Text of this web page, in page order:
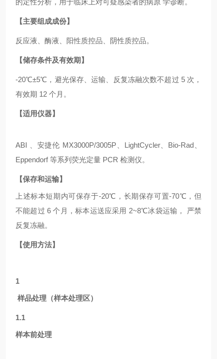
的定性分析，用于临床上对可疑感染者的病原 学诊断。
【主要组成成份】
反应液、酶液、阳性质控品、阴性质控品。
【储存条件及有效期】
-20℃±5℃，避光保存、运输、反复冻融次数不超过 5 次，
有效期 12 个月。
【适用仪器】
ABI 、安捷伦 MX3000P/3005P、LightCycler、Bio-Rad、
Eppendorf 等系列荧光定量 PCR 检测仪。
【保存和运输】
上述标本短期内可保存于-20℃，长期保存可置-70℃，但
不能超过 6 个月，标本运送应采用 2~8℃冰袋运输， 严禁
反复冻融。
【使用方法】
1
样品处理（样本处理区）
1.1
样本前处理